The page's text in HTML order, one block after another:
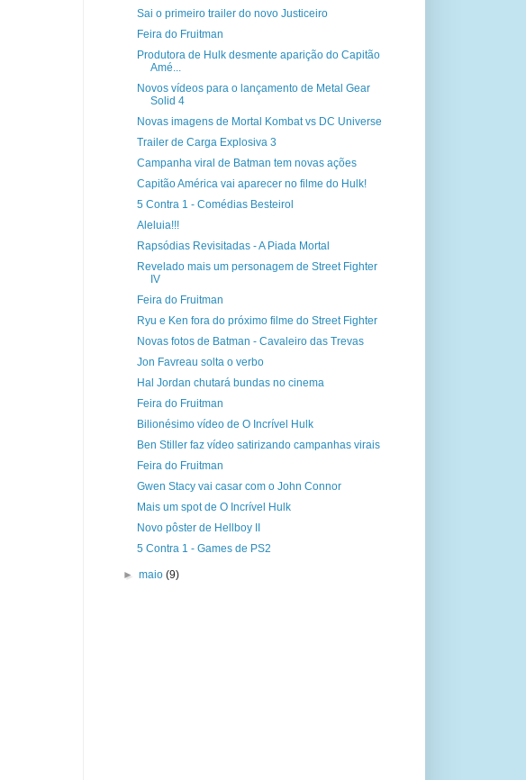
Sai o primeiro trailer do novo Justiceiro
Feira do Fruitman
Produtora de Hulk desmente aparição do Capitão
Amé...
Novos vídeos para o lançamento de Metal Gear
Solid 4
Novas imagens de Mortal Kombat vs DC Universe
Trailer de Carga Explosiva 3
Campanha viral de Batman tem novas ações
Capitão América vai aparecer no filme do Hulk!
5 Contra 1 - Comédias Besteirol
Aleluia!!!
Rapsódias Revisitadas - A Piada Mortal
Revelado mais um personagem de Street Fighter
IV
Feira do Fruitman
Ryu e Ken fora do próximo filme do Street Fighter
Novas fotos de Batman - Cavaleiro das Trevas
Jon Favreau solta o verbo
Hal Jordan chutará bundas no cinema
Feira do Fruitman
Bilionésimo vídeo de O Incrível Hulk
Ben Stiller faz vídeo satirizando campanhas virais
Feira do Fruitman
Gwen Stacy vai casar com o John Connor
Mais um spot de O Incrível Hulk
Novo pôster de Hellboy II
5 Contra 1 - Games de PS2
►maio(9)